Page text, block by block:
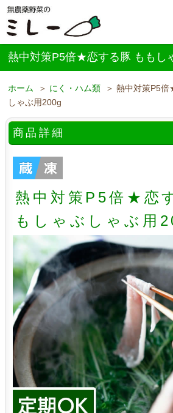
熱中対策P5倍★恋する豚 ももし
ホーム ＞ にく・ハム類 ＞ 熱中対策P5
しゃぶ用200g
商品詳細
熱中対策P5倍★恋
もしゃぶしゃぶ用